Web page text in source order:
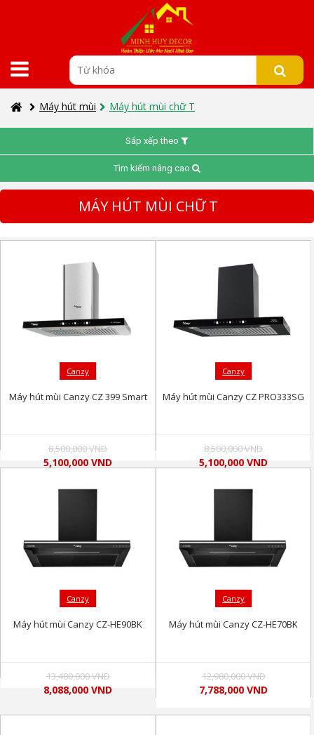
Máy hút mùi Máy hút mùi chữ T
Sắp xếp theo
Tìm kiếm nâng cao
MÁY HÚT MÙI CHỮ T
Canzy
Máy hút mùi Canzy CZ 399 Smart
8,500,000 VND
5,100,000 VND
Canzy
Máy hút mùi Canzy CZ PRO333SG
8,500,000 VND
5,100,000 VND
Canzy
Máy hút mùi Canzy CZ-HE90BK
13,480,000 VND
8,088,000 VND
Canzy
Máy hút mùi Canzy CZ-HE70BK
12,980,000 VND
7,788,000 VND